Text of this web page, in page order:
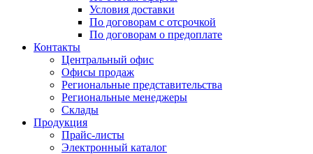
Условия доставки
По договорам с отсрочкой
По договорам о предоплате
Контакты
Центральный офис
Офисы продаж
Региональные представительства
Региональные менеджеры
Склады
Продукция
Прайс-листы
Электронный каталог